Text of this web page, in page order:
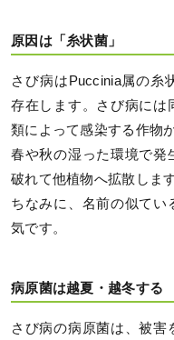
原因は「糸状菌」
さび病はPuccinia属の糸
存在します。さび病には
類によって感染する作物
春や秋の湿った環境で発
破れて他植物へ拡散します
ちなみに、名前の似てい
気です。
病原菌は越夏・越冬する
さび病の病原菌は、被